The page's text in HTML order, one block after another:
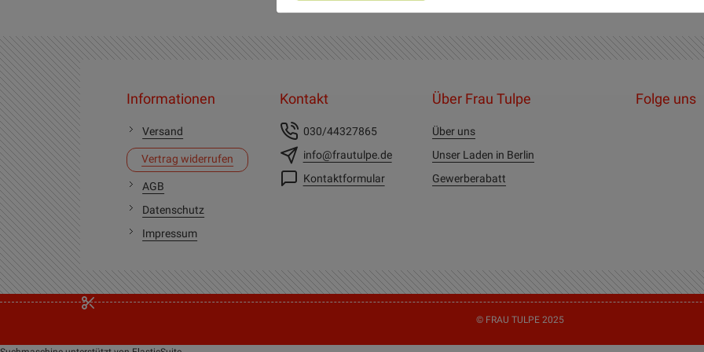
Informationen
Versand
Vertrag widerrufen
AGB
Datenschutz
Impressum
Kontakt
030/44327865
info@frautulpe.de
Kontaktformular
Über Frau Tulpe
Über uns
Unser Laden in Berlin
Gewerberabatt
Folge uns
© FRAU TULPE 2025